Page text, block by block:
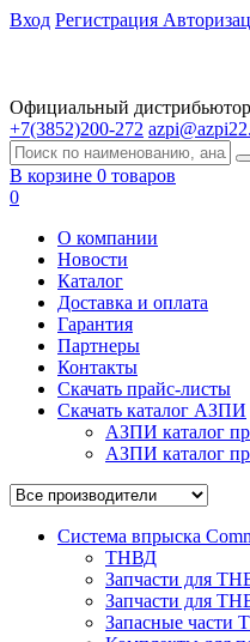
Вход Регистрация
Официальный дистрибьютор
+7(3852)200-272
В корзине 0 товаров
0
О компании
Новости
Каталог
Доставка и оплата
Гарантия
Партнеры
Контакты
Скачать прайс-листы
Скачать каталог АЗПИ
АЗПИ каталог
АЗПИ каталог
Система впрыска
ТНВД
Запчасти для
Запчасти для
Запасные части